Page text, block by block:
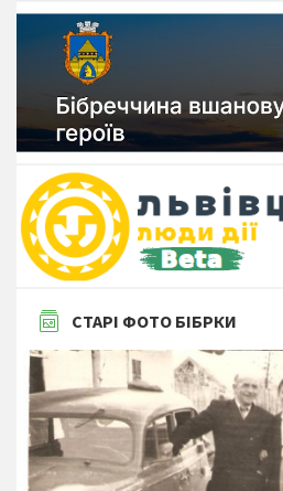
СТАРІ ФОТО БІБРКИ